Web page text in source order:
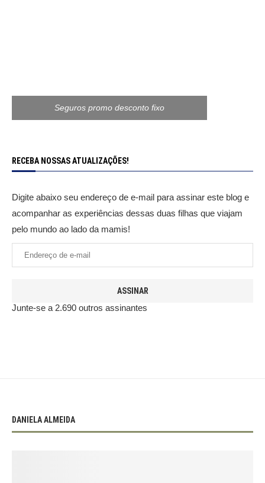
Seguros promo desconto fixo
RECEBA NOSSAS ATUALIZAÇÕES!
Digite abaixo seu endereço de e-mail para assinar este blog e
acompanhar as experiências dessas duas filhas que viajam
pelo mundo ao lado da mamis!
ASSINAR
Junte-se a 2.690 outros assinantes
DANIELA ALMEIDA